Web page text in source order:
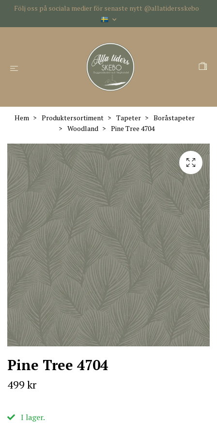
Följ oss på sociala medier för senaste nytt @allatidersskebo
Hem Produktersortiment Tapeter
Boråstapeter
Woodland
Pine Tree 4704
Pine Tree 4704
499 kr
I lager.